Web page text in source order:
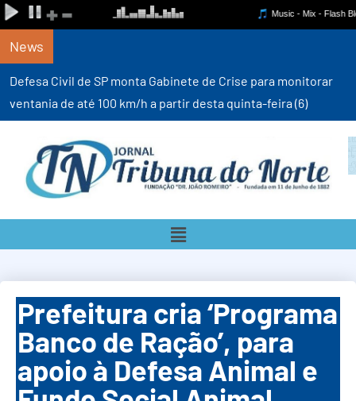
News
Defesa Civil de SP monta Gabinete de Crise para monitorar
ventania de até 100 km/h a partir desta quinta-feira (6)
Prefeitura cria ‘Programa
Banco de Ração’, para
apoio à Defesa Animal e